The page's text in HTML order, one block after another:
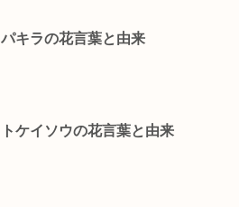
パキラの花言葉と由来
トケイソウの花言葉と由来